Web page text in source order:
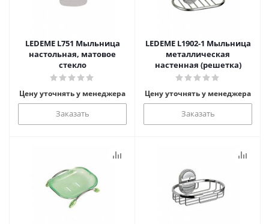
LEDEME L751 Мыльница
настольная, матовое
стекло
Цену уточнять у менеджера
Заказать
LEDEME L1902-1 Мыльница
металлическая
настенная (решетка)
Цену уточнять у менеджера
Заказать